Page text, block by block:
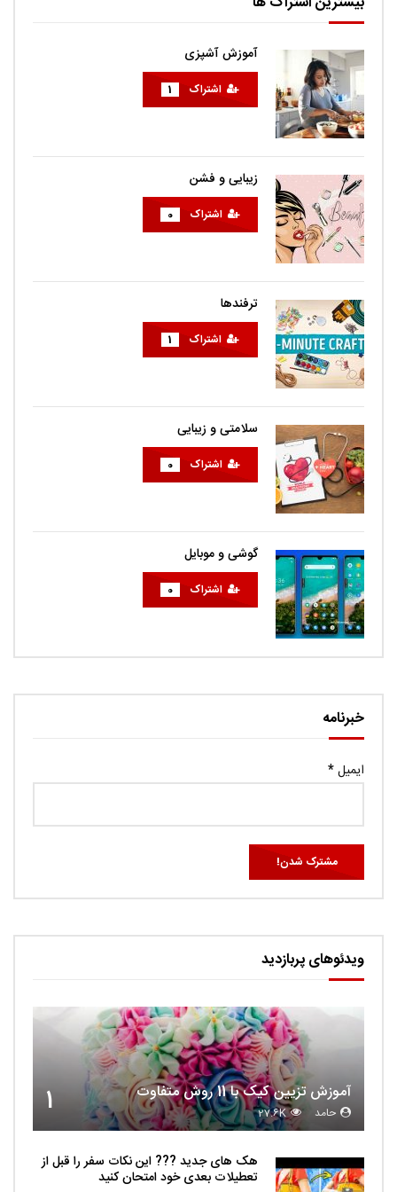
آموزش آشپزی
اشتراک 1
زیبایی و فشن
اشتراک 0
ترفندها
اشتراک 1
سلامتی و زیبایی
اشتراک 0
گوشی و موبایل
اشتراک 0
خبرنامه
ایمیل*
ویدئوهای پربازدید
1 آموزش تزیین کیک با 11 روش متفاوت
حامد 27.6K
هک های جدید ??️? این نکات سفر را قبل از
تعطیلات بعدی خود امتحان کنید